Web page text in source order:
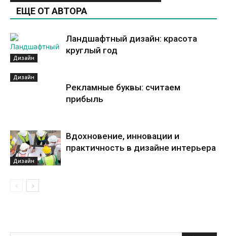
ЕЩЕ ОТ АВТОРА
Дизайн
Ландшафтный дизайн: красота
круглый год
Дизайн
Рекламные буквы: считаем
прибыль
Дизайн
Вдохновение, инновации и
практичность в дизайне интерьера